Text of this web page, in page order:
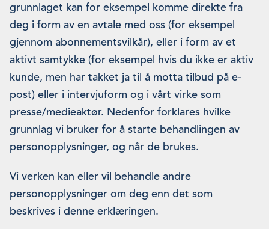
grunnlaget kan for eksempel komme direkte fra
deg i form av en avtale med oss (for eksempel
gjennom abonnementsvilkår), eller i form av et
aktivt samtykke (for eksempel hvis du ikke er aktiv
kunde, men har takket ja til å motta tilbud på e-
post) eller i intervjuform og i vårt virke som
presse/medieaktør. Nedenfor forklares hvilke
grunnlag vi bruker for å starte behandlingen av
personopplysninger, og når de brukes.
Vi verken kan eller vil behandle andre
personopplysninger om deg enn det som
beskrives i denne erklæringen.